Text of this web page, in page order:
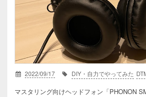
2022/09/17 DIY・自力でやってみた
マスタリング向けヘッドフォン「PHONON